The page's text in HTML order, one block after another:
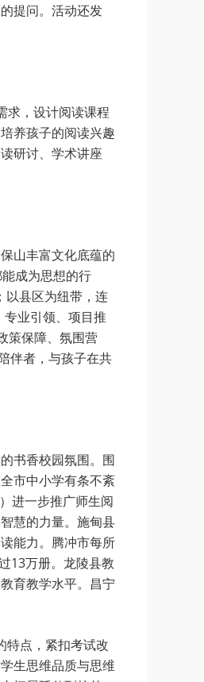
提问。活动还发
求，设计阅读课程
养孩子的阅读兴趣
研讨、学术讲座
山丰富文化底蕴的
成为思想的行
以县区为纽带，连
业引领、项目推
策保障、氛围营
伴者，与孩子在共
书香校园氛围。围
市中小学有条不紊
进一步推广师生阅
慧的力量。施甸县
能力。腾冲市每所
13万册。龙陵县教
育教学水平。昌宁
特点，紧扣考试改
生思维品质与思维